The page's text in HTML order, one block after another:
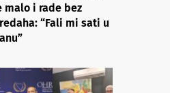
malo i rade bez
“Fali mi sati u